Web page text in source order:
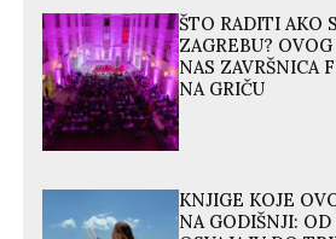
ŠTO RADITI AKO
ZAGREBU?
NAS ZAVRŠNICA
NA GRIČU
KNJIGE KOJE
NA GODIŠNJI: